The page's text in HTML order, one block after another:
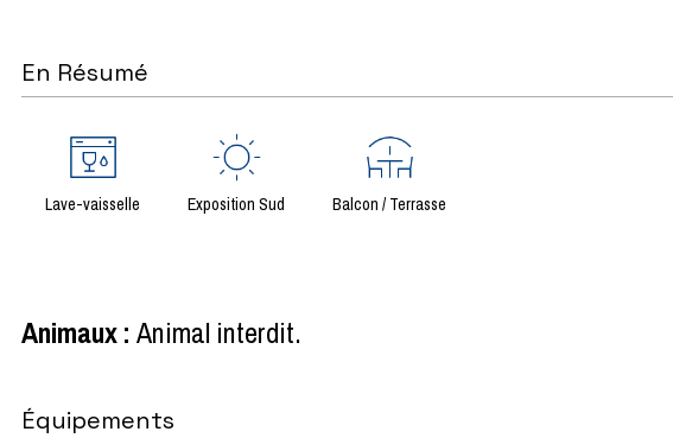
En Résumé
Lave-vaisselle Exposition Sud Balcon / Terrasse
Animaux: Animal interdit
Équipements